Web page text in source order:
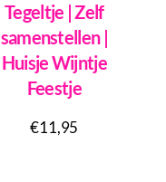
Tegeltje | Zelf
samenstellen |
Huisje Wijntje
Feestje
€11,95